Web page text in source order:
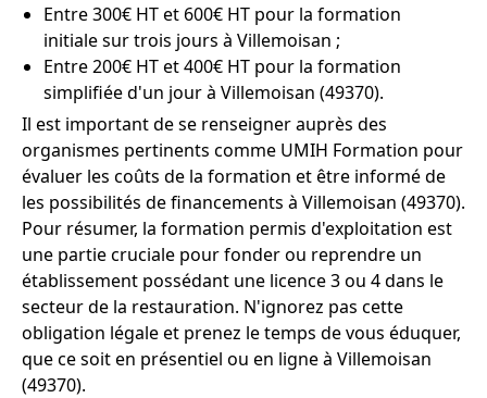
Entre 300€ HT et 600€ HT pour la formation
initiale sur trois jours à Villemoisan ;
Entre 200€ HT et 400€ HT pour la formation
simplifiée d'un jour à Villemoisan (49370).
Il est important de se renseigner auprès des
organismes pertinents comme UMIH Formation pour
évaluer les coûts de la formation et être informé de
les possibilités de financements à Villemoisan (49370).
Pour résumer, la formation permis d'exploitation est
une partie cruciale pour fonder ou reprendre un
établissement possédant une licence 3 ou 4 dans le
secteur de la restauration. N'ignorez pas cette
obligation légale et prenez le temps de vous éduquer,
que ce soit en présentiel ou en ligne à Villemoisan
(49370).